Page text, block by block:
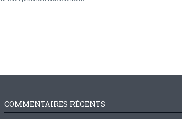
COMMENTAIRES RÉCENTS